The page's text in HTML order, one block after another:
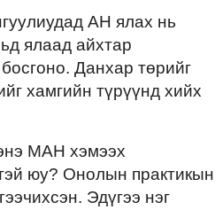
АН ялах нь
ялаад айхтар
Данхар төрийг
хамгийн түрүүнд хийх
МАН хэмээх
юу? Онолын практикын
Эдүгээ нэг